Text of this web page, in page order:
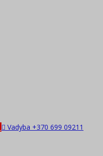
Vadyba +370 699 09211